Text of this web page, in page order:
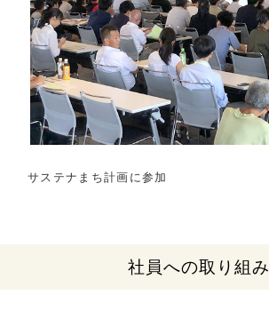
サステナまち計画に参加
社員への取り組み